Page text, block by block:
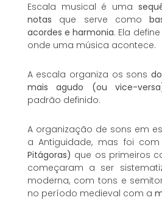
Escala musical é uma
notas que serve como
acordes e harmonia. Ela
onde uma música acontece.
A escala organiza os sons
mais agudo (ou vice-
padrão definido.
A organização de sons em
a Antiguidade, mas foi
Pitágoras) que os primeiros
começaram a ser
moderna, com tons e
no período medieval com a